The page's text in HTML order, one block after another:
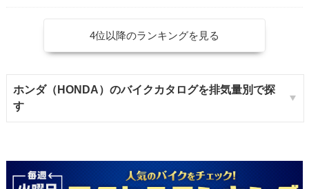
4位以降のランキングを見る
ホンダ（HONDA）のバイクカタログを排気量別で探
す